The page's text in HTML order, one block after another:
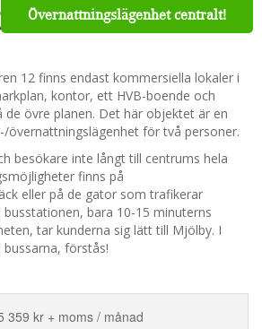
Övernattningslägenhet centralt!
12 finns endast kommersiella lokaler i
kontor, ett HVB-boende och
övre planen. Det här objektet är en
övernattningslägenhet för två personer.
besökare inte långt till centrums hela
finns på
eller på de gator som trafikerar
bara 10-15 minuterns
tar kunderna sig lätt till Mjölby. I
förstås!
359 kr + moms / månad